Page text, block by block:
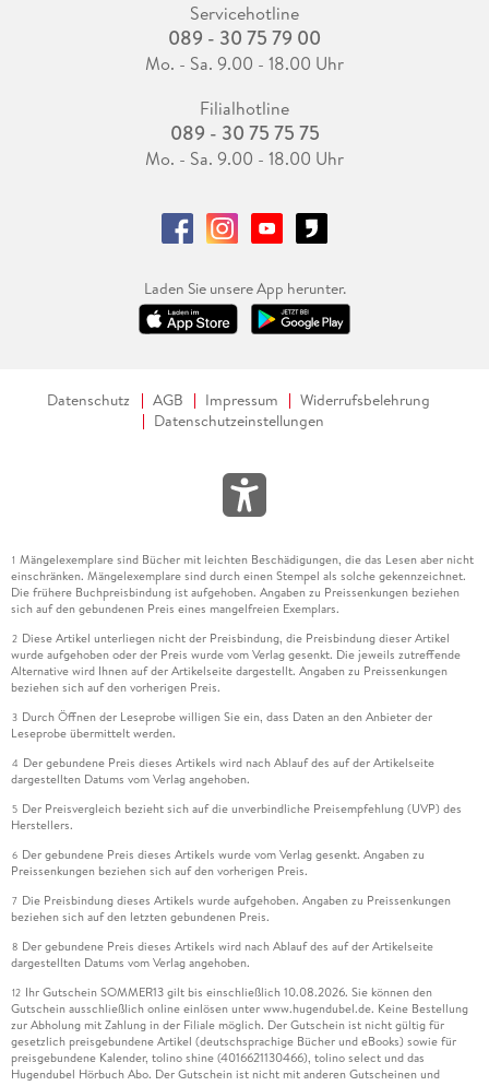
Servicehotline
089 - 30 75 79 00
Mo. - Sa. 9.00 - 18.00 Uhr
Filialhotline
089 - 30 75 75 75
Mo. - Sa. 9.00 - 18.00 Uhr
Laden Sie unsere App herunter.
Datenschutz AGB Impressum
Widerrufsbelehrung
Datenschutzeinstellungen
1 Mängelexemplare sind Bücher mit leichten Beschädigungen, die das Lesen aber nicht
einschränken. Mängelexemplare sind durch einen Stempel als solche gekennzeichnet.
Die frühere Buchpreisbindung ist aufgehoben. Angaben zu Preissenkungen beziehen
sich auf den gebundenen Preis eines mangelfreien Exemplars.
2 Diese Artikel unterliegen nicht der Preisbindung, die Preisbindung dieser Artikel
wurde aufgehoben oder der Preis wurde vom Verlag gesenkt. Die jeweils zutreffende
Alternative wird Ihnen auf der Artikelseite dargestellt. Angaben zu Preissenkungen
beziehen sich auf den vorherigen Preis.
3 Durch Öffnen der Leseprobe willigen Sie ein, dass Daten an den Anbieter der
Leseprobe übermittelt werden.
4 Der gebundene Preis dieses Artikels wird nach Ablauf des auf der Artikelseite
dargestellten Datums vom Verlag angehoben.
5 Der Preisvergleich bezieht sich auf die unverbindliche Preisempfehlung (UVP) des
Herstellers.
6 Der gebundene Preis dieses Artikels wurde vom Verlag gesenkt. Angaben zu
Preissenkungen beziehen sich auf den vorherigen Preis.
7 Die Preisbindung dieses Artikels wurde aufgehoben. Angaben zu Preissenkungen
beziehen sich auf den letzten gebundenen Preis.
8 Der gebundene Preis dieses Artikels wird nach Ablauf des auf der Artikelseite
dargestellten Datums vom Verlag angehoben.
12 Ihr Gutschein SOMMER13 gilt bis einschließlich 10.08.2026. Sie können den
Gutschein ausschließlich online einlösen unter www.hugendubel.de. Keine Bestellung
zur Abholung mit Zahlung in der Filiale möglich. Der Gutschein ist nicht gültig für
gesetzlich preisgebundene Artikel (deutschsprachige Bücher und eBooks) sowie für
preisgebundene Kalender, tolino shine (4016621130466), tolino select und das
Hugendubel Hörbuch Abo. Der Gutschein ist nicht mit anderen Gutscheinen und